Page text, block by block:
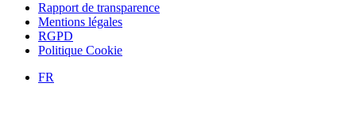
Rapport de transparence
Mentions légales
RGPD
Politique Cookie
FR